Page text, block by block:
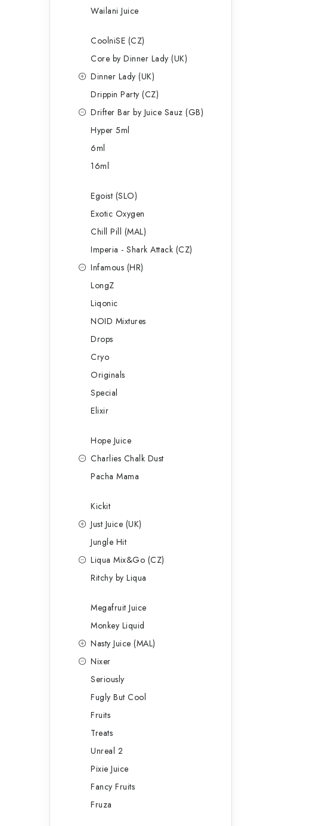
Wailani Juice
CoolniSE (CZ)
Core by Dinner Lady (UK)
Dinner Lady (UK)
Drippin Party (CZ)
Drifter Bar by Juice Sauz (GB)
Hyper 5ml
6ml
16ml
Egoist (SLO)
Exotic Oxygen
Chill Pill (MAL)
Imperia - Shark Attack (CZ)
Infamous (HR)
LongZ
Liqonic
NOID Mixtures
Drops
Cryo
Originals
Special
Elixir
Hope Juice
Charlies Chalk Dust
Pacha Mama
Kickit
Just Juice (UK)
Jungle Hit
Liqua Mix&Go (CZ)
Ritchy by Liqua
Megafruit Juice
Monkey Liquid
Nasty Juice (MAL)
Nixer
Seriously
Fugly But Cool
Fruits
Treats
Unreal 2
Pixie Juice
Fancy Fruits
Fruza